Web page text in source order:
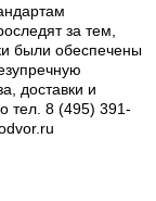
за тем,
были обеспечены
доставки и
тел. 8 (495) 391-